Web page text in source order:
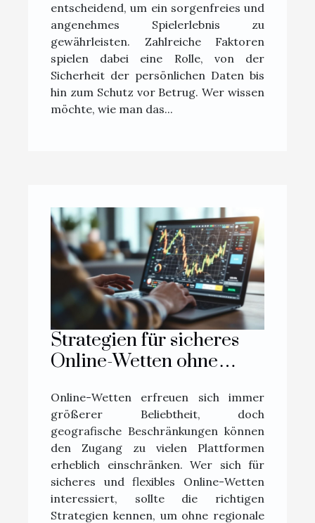
entscheidend, um ein sorgenfreies und
angenehmes Spielerlebnis zu
gewährleisten. Zahlreiche Faktoren
spielen dabei eine Rolle, von der
Sicherheit der persönlichen Daten bis
hin zum Schutz vor Betrug. Wer wissen
möchte, wie man das...
Strategien für sicheres
Online-Wetten ohne
Einschränkungen
Online-Wetten erfreuen sich immer
größerer Beliebtheit, doch
geografische Beschränkungen können
den Zugang zu vielen Plattformen
erheblich einschränken. Wer sich für
sicheres und flexibles Online-Wetten
interessiert, sollte die richtigen
Strategien kennen, um ohne regionale